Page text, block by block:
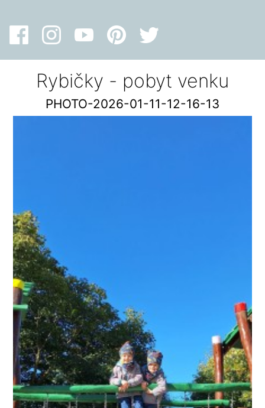
Rybičky - pobyt venku
PHOTO-2026-01-11-12-16-13